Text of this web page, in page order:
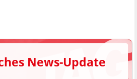
News-Update